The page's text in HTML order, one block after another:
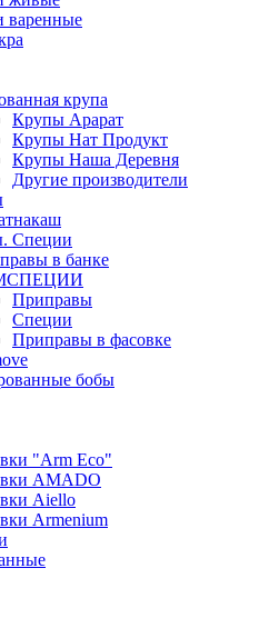
варенные
крупа
Крупы Арарат
Крупы Нат Продукт
Крупы Наша Деревня
Другие производители
Специи
в банке
Приправы
Специи
Приправы в фасовке
бобы
"Arm Eco"
AMADO
Aiello
Armenium